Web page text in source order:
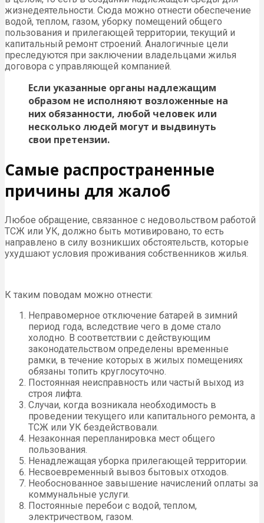
жизнедеятельности. Сюда можно отнести обеспечение
водой, теплом, газом, уборку помещений общего
пользования и прилегающей территории, текущий и
капитальный ремонт строений. Аналогичные цели
преследуются при заключении владельцами жилья
договора с управляющей компанией.
Если указанные органы надлежащим
образом не исполняют возложенные на
них обязанности, любой человек или
несколько людей могут и выдвинуть
свои претензии.
Самые распространенные
причины для жалоб
Любое обращение, связанное с недовольством работой
ТСЖ или УК, должно быть мотивировано, то есть
направлено в силу возникших обстоятельств, которые
ухудшают условия проживания собственников жилья.
К таким поводам можно отнести:
Неправомерное отключение батарей в зимний
период года, вследствие чего в доме стало
холодно. В соответствии с действующим
законодательством определены временные
рамки, в течение которых в жилых помещениях
обязаны топить круглосуточно.
Постоянная неисправность или частый выход из
строя лифта.
Случаи, когда возникала необходимость в
проведении текущего или капитального ремонта, а
ТСЖ или УК бездействовали.
Незаконная перепланировка мест общего
пользования.
Ненадлежащая уборка прилегающей территории.
Несвоевременный вывоз бытовых отходов.
Необоснованное завышение начислений оплаты за
коммунальные услуги.
Постоянные перебои с водой, теплом,
электричеством, газом.